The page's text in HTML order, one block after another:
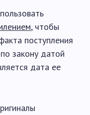
, чтобы
поступления
закону датой
дата ее